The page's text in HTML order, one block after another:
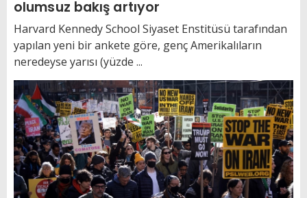
olumsuz bakış artıyor
Harvard Kennedy School Siyaset Enstitüsü tarafından
yapılan yeni bir ankete göre, genç Amerikalıların
neredeyse yarısı (yüzde ...